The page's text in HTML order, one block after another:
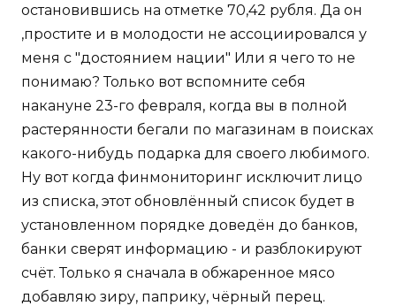
остановившись на отметке 70,42 рубля. Да он
,простите и в молодости не ассоциировался у
меня с "достоянием нации" Или я чего то не
понимаю? Только вот вспомните себя
накануне 23-го февраля, когда вы в полной
растерянности бегали по магазинам в поисках
какого-нибудь подарка для своего любимого.
Ну вот когда финмониторинг исключит лицо
из списка, этот обновлённый список будет в
установленном порядке доведён до банков,
банки сверят информацию - и разблокируют
счёт. Только я сначала в обжаренное мясо
добавляю зиру, паприку, чёрный перец.